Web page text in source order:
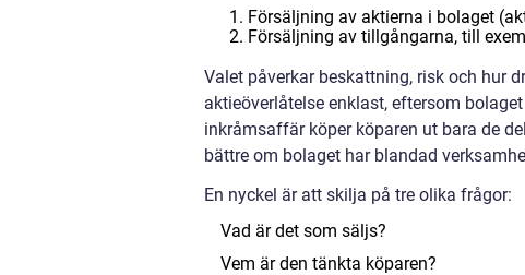
Försäljning av aktierna i bolaget
Försäljning av tillgångarna, till
Valet påverkar beskattning, risk och hur
aktieöverlåtelse enklast, eftersom
inkråmsaffär köper köparen ut bara de
bättre om bolaget har blandad
En nyckel är att skilja på tre olika frågor:
Vad är det som säljs?
Vem är den tänkta köparen?